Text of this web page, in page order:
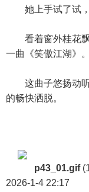
她上手试了试，
看着窗外桂花飘
一曲《笑傲江湖》。
这曲子悠扬动听
的畅快洒脱。
＊＊＊
p43_01.gif
2026-1-4 22:17